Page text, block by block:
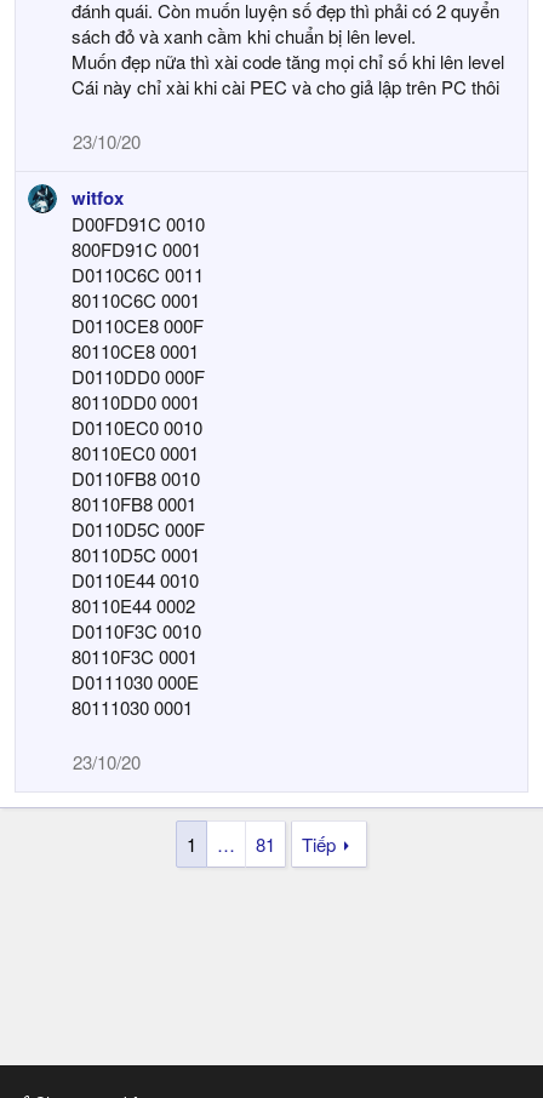
đánh quái. Còn muốn luyện số đẹp thì phải có 2 quyển
sách đỏ và xanh cầm khi chuẩn bị lên level.
Muốn đẹp nữa thì xài code tăng mọi chỉ số khi lên level
Cái này chỉ xài khi cài PEC và cho giả lập trên PC thôi
23/10/20
witfox
D00FD91C 0010
800FD91C 0001
D0110C6C 0011
80110C6C 0001
D0110CE8 000F
80110CE8 0001
D0110DD0 000F
80110DD0 0001
D0110EC0 0010
80110EC0 0001
D0110FB8 0010
80110FB8 0001
D0110D5C 000F
80110D5C 0001
D0110E44 0010
80110E44 0002
D0110F3C 0010
80110F3C 0001
D0111030 000E
80111030 0001
23/10/20
1 … 81 Tiếp